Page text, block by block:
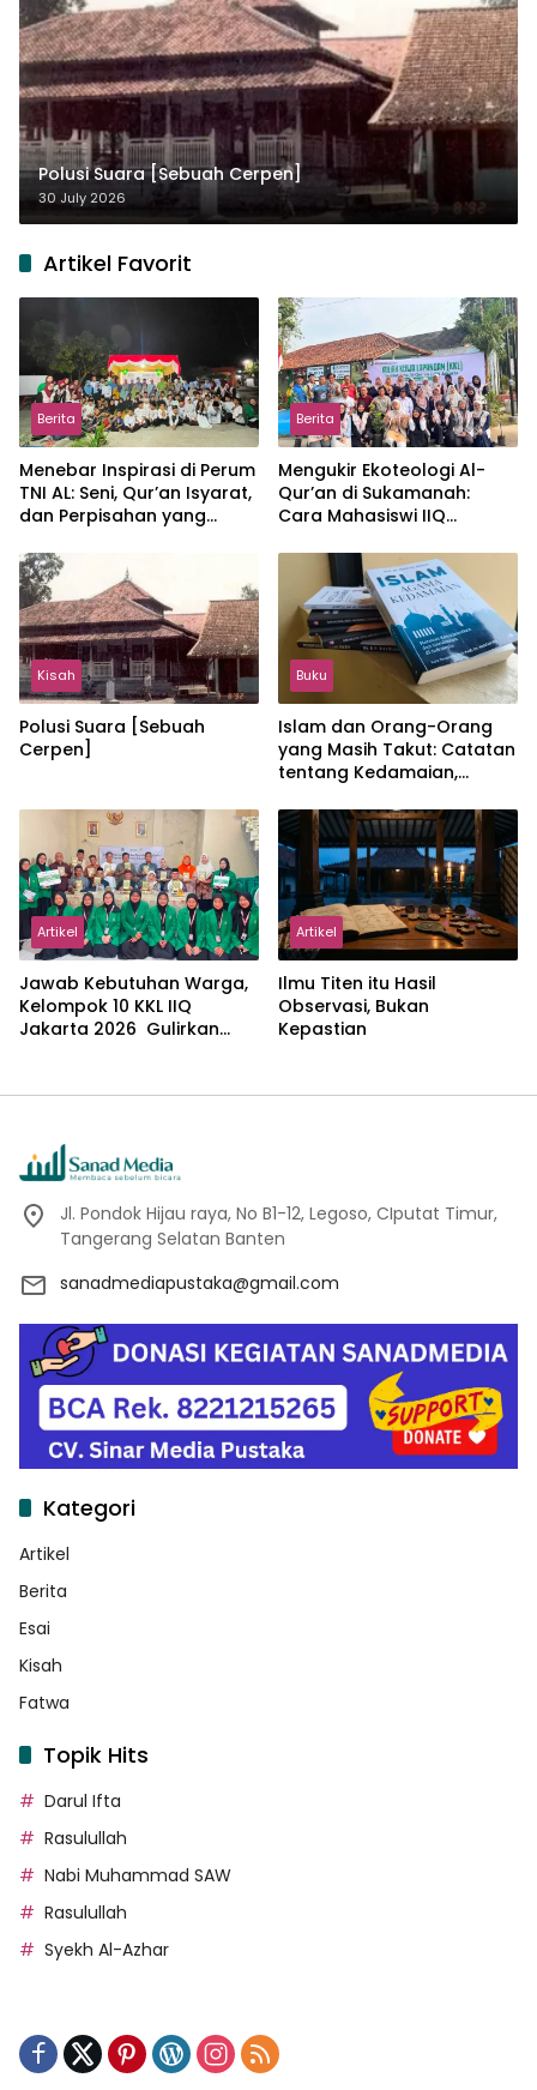
Polusi Suara [Sebuah Cerpen]
30 July 2026
Artikel Favorit
Berita
Menebar Inspirasi di Perum
TNI AL: Seni, Qur’an Isyarat,
dan Perpisahan yang
Berita
Mengukir Ekoteologi Al-
Qur’an di Sukamanah:
Cara Mahasiswi IIQ
Jonggol
Kisah
Polusi Suara [Sebuah
Cerpen]
Buku
Islam dan Orang-Orang
yang Masih Takut: Catatan
tentang Kedamaian,
dalam Pemikiran Masykuri
Abdillah
Artikel
Jawab Kebutuhan Warga,
Kelompok 10 KKL IIQ
Jakarta 2026 Gulirkan
Artikel
Ilmu Titen itu Hasil
Observasi, Bukan
Kepastian
Jl. Pondok Hijau raya, No B1-12, Legoso, CIputat Timur,
Tangerang Selatan Banten
sanadmediapustaka@gmail.com
Kategori
Artikel
Berita
Esai
Kisah
Fatwa
Topik Hits
Darul Ifta
Rasulullah
Nabi Muhammad SAW
Rasulullah
Syekh Al-Azhar